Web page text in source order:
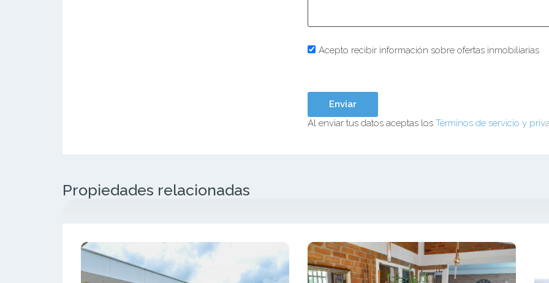
Acepto recibir información sobre ofertas inmobiliarias
Al enviar tus datos aceptas los Términos de servicio y
Propiedades relacionadas